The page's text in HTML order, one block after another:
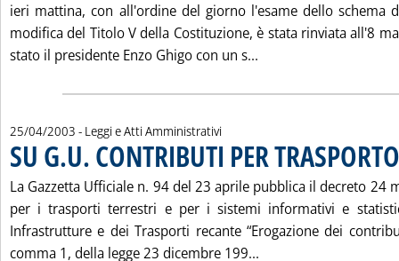
ieri mattina, con all'ordine del giorno l'esame dello schema
modifica del Titolo V della Costituzione, è stata rinviata all'8
stato il presidente Enzo Ghigo con un s...
25/04/2003 - Leggi e Atti Amministrativi
SU G.U. CONTRIBUTI PER
La Gazzetta Ufficiale n. 94 del 23 aprile pubblica il decreto 24
per i trasporti terrestri e per i sistemi informativi e
Infrastrutture e dei Trasporti recante “Erogazione dei
comma 1, della legge 23 dicembre 199...